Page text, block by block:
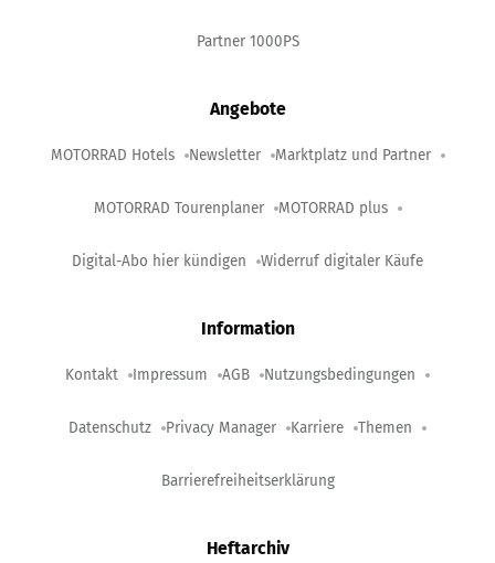
Partner 1000PS
Angebote
MOTORRAD Hotels Newsletter Marktplatz und Partner
MOTORRAD Tourenplaner MOTORRAD plus
Digital-Abo hier kündigen Widerruf digitaler Käufe
Information
Kontakt Impressum AGB Nutzungsbedingungen
Datenschutz Privacy Manager Karriere Themen
Barrierefreiheitserklärung
Heftarchiv